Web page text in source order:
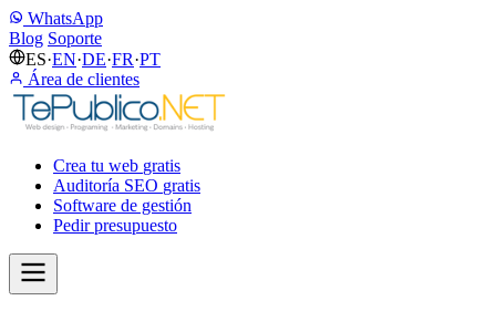
WhatsApp
Blog Soporte
ES·EN·DE·FR·PT
Área de clientes
Crea tu web gratis
Auditoría SEO gratis
Software de gestión
Pedir presupuesto